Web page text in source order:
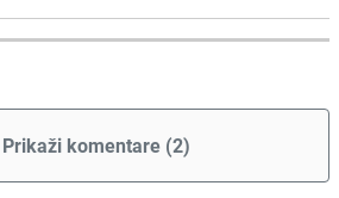
Prikaži komentare (2)